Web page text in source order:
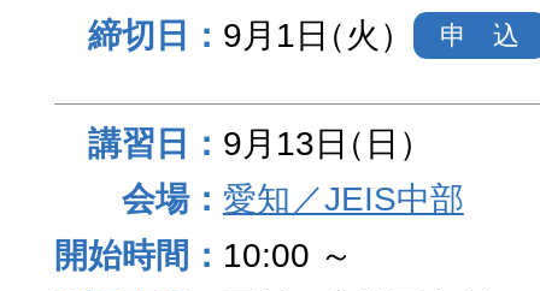
9月1日（火） 申 込
9月13日（日）
愛知／JEIS中部
10:00 ～